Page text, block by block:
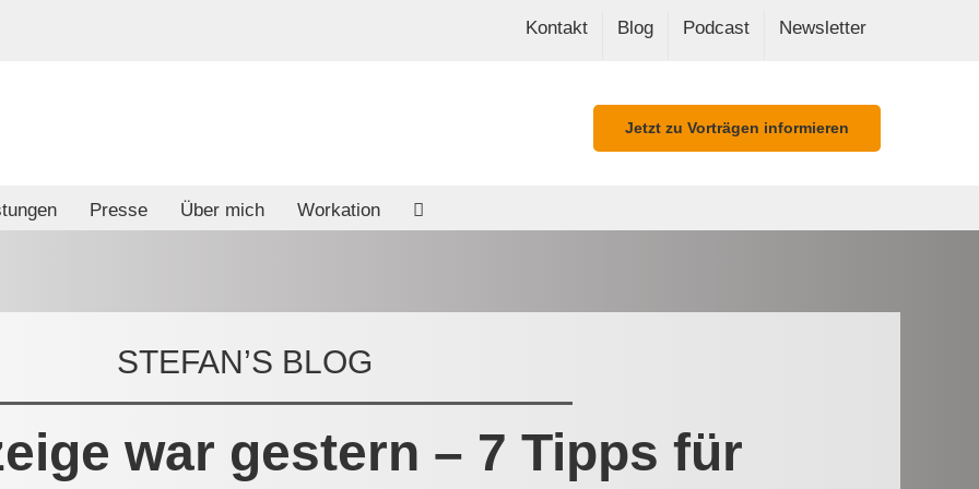
Kontakt Blog Podcast Newsletter
Jetzt zu Vorträgen informieren
Presse Über mich Workation
STEFAN’S BLOG
war gestern – 7 Tipps für